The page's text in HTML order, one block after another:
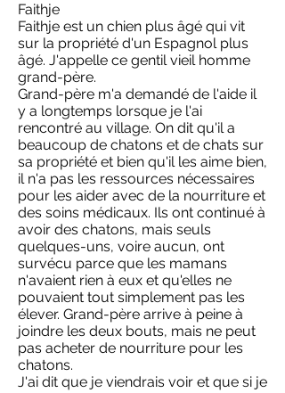
Faithje
Faithje est un chien plus âgé qui vit
sur la propriété d'un Espagnol plus
âgé. J'appelle ce gentil vieil homme
grand-père.
Grand-père m'a demandé de l'aide il
y a longtemps lorsque je l'ai
rencontré au village. On dit qu'il a
beaucoup de chatons et de chats sur
sa propriété et bien qu'il les aime bien,
il n'a pas les ressources nécessaires
pour les aider avec de la nourriture et
des soins médicaux. Ils ont continué à
avoir des chatons, mais seuls
quelques-uns, voire aucun, ont
survécu parce que les mamans
n'avaient rien à eux et qu'elles ne
pouvaient tout simplement pas les
élever. Grand-père arrive à peine à
joindre les deux bouts, mais ne peut
pas acheter de nourriture pour les
chatons.
J'ai dit que je viendrais voir et que si je